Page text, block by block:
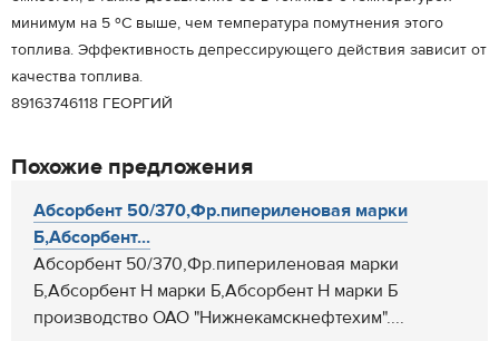
минимум на 5 ºС выше, чем температура помутнения этого
топлива. Эффективность депрессирующего действия зависит от
качества топлива.
89163746118 ГЕОРГИЙ
Похожие предложения
Абсорбент 50/370,Фр.пипериленовая марки
Б,Абсорбент...
Абсорбент 50/370,Фр.пипериленовая марки
Б,Абсорбент Н марки Б,Абсорбент Н марки Б
производство ОАО "Нижнекамскнефтехим"....